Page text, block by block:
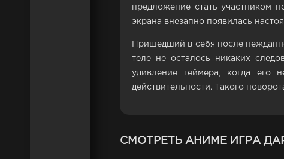
предложение стать участником
экрана внезапно появилась
Пришедший в себя после
теле не осталось никаких
удивление геймера, когда его
действительности. Такого
СМОТРЕТЬ АНИМЕ ИГРА